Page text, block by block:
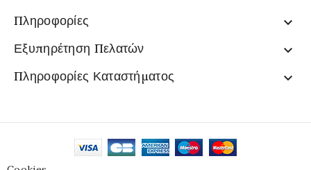
Πληροφορίες 
Εξυπηρέτηση Πελατών 
Πληροφορίες Καταστήματος 